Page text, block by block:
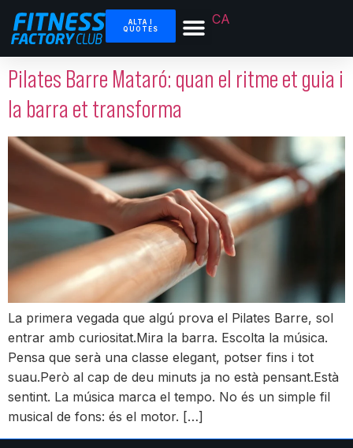
ALTA I
QUOTES
CA
Pilates Barre Mataró: quan el ritme et guia i
la barra et transforma
La primera vegada que algú prova el Pilates Barre, sol
entrar amb curiositat.Mira la barra. Escolta la música.
Pensa que serà una classe elegant, potser fins i tot
suau.Però al cap de deu minuts ja no està pensant.Està
sentint. La música marca el tempo. No és un simple fil
musical de fons: és el motor. […]